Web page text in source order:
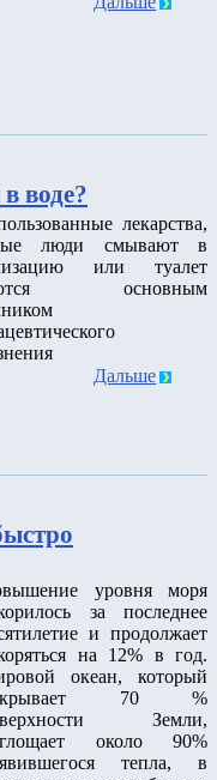
воде?
лекарства,
люди смывают в
или туалет
основным
Дальше
уровня моря
за последнее
и продолжает
на 12% в год.
океан, который
70 %
Земли,
около 90%
тепла, в